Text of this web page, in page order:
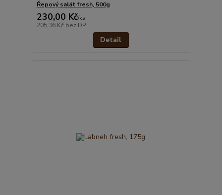
Řepový salát fresh, 500g
230,00 Kč/ks
205,36 Kč bez DPH
Detail